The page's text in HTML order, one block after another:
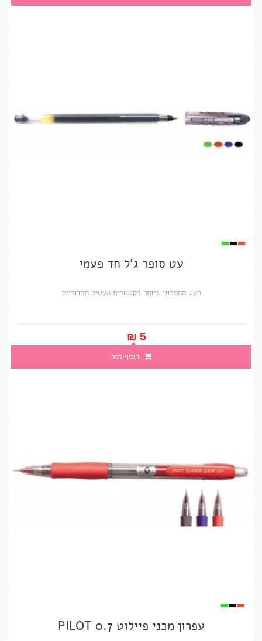
עט סופר ג'ל חד פעמי
העט החסכוני ביותר בקטגורית העטים הכדוריים
5 ₪‎
הוסף לסל
עפרון מכני פיילוט PILOT 0.7